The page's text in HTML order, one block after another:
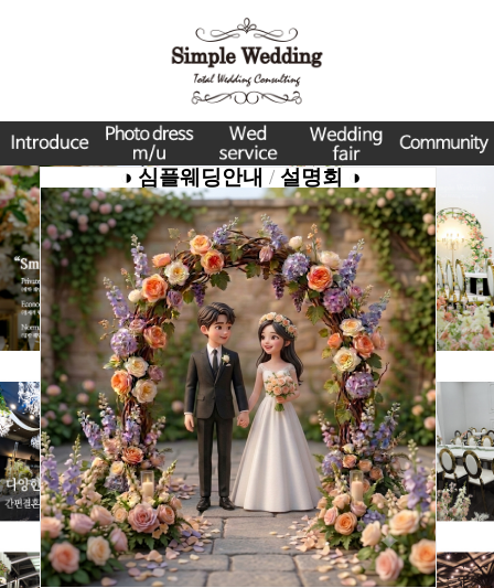
◑ 심플웨딩안내 /설명회 ◑